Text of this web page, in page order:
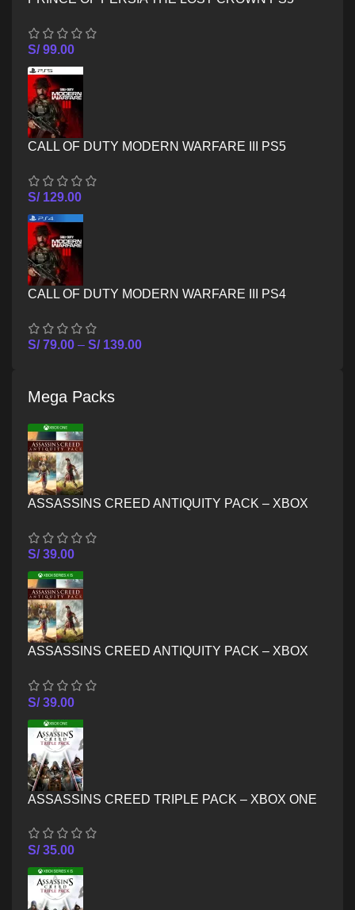
S/99.00
CALL OF DUTY MODERN WARFARE III PS5
S/129.00
CALL OF DUTY MODERN WARFARE III PS4
S/79.00 – S/139.00
Mega Packs
ASSASSINS CREED ANTIQUITY PACK – XBOX
S/39.00
ASSASSINS CREED ANTIQUITY PACK – XBOX
S/39.00
ASSASSINS CREED TRIPLE PACK – XBOX ONE
S/35.00